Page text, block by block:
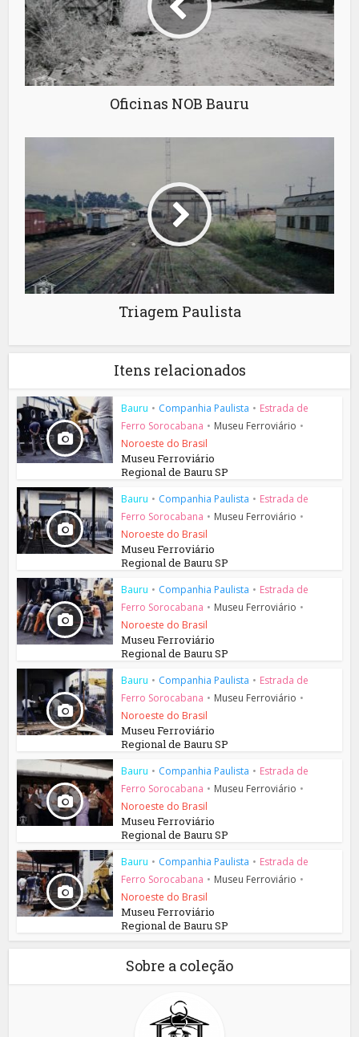
Oficinas NOB Bauru
Triagem Paulista
Itens relacionados
Bauru • Companhia Paulista • Estrada de
Ferro Sorocabana • Museu Ferroviário •
Noroeste do Brasil
Museu Ferroviário
Regional de Bauru SP
Bauru • Companhia Paulista • Estrada de
Ferro Sorocabana • Museu Ferroviário •
Noroeste do Brasil
Museu Ferroviário
Regional de Bauru SP
Bauru • Companhia Paulista • Estrada de
Ferro Sorocabana • Museu Ferroviário •
Noroeste do Brasil
Museu Ferroviário
Regional de Bauru SP
Bauru • Companhia Paulista • Estrada de
Ferro Sorocabana • Museu Ferroviário •
Noroeste do Brasil
Museu Ferroviário
Regional de Bauru SP
Bauru • Companhia Paulista • Estrada de
Ferro Sorocabana • Museu Ferroviário •
Noroeste do Brasil
Museu Ferroviário
Regional de Bauru SP
Bauru • Companhia Paulista • Estrada de
Ferro Sorocabana • Museu Ferroviário •
Noroeste do Brasil
Museu Ferroviário
Regional de Bauru SP
Sobre a coleção